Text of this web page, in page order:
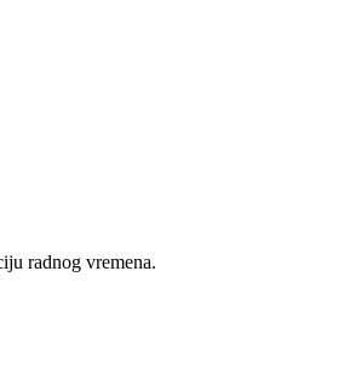
radnog vremena.